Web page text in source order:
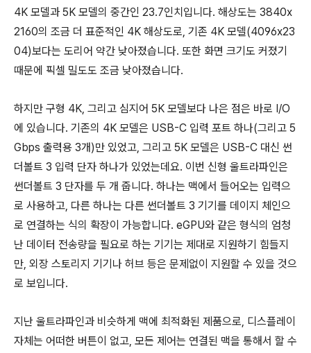
4K 모델과 5K 모델의 중간인 23.7인치입니다. 해상도는 3840x
2160의 조금 더 표준적인 4K 해상도로, 기존 4K 모델(4096x23
04)보다는 도리어 약간 낮아졌습니다. 또한 화면 크기도 커졌기
때문에 픽셀 밀도도 조금 낮아졌습니다.
하지만 구형 4K, 그리고 심지어 5K 모델보다 나은 점은 바로 I/O
에 있습니다. 기존의 4K 모델은 USB-C 입력 포트 하나(그리고 5
Gbps 출력용 3개)만 있었고, 그리고 5K 모델은 USB-C 대신 썬
더볼트 3 입력 단자 하나가 있었는데요. 이번 신형 울트라파인은
썬더볼트 3 단자를 두 개 줍니다. 하나는 맥에서 들어오는 입력으
로 사용하고, 다른 하나는 다른 썬더볼트 3 기기를 데이지 체인으
로 연결하는 식의 확장이 가능합니다. eGPU와 같은 형식의 엄청
난 데이터 전송량을 필요로 하는 기기는 제대로 지원하기 힘들지
만, 외장 스토리지 기기나 허브 등은 문제없이 지원할 수 있을 것으
로 보입니다.
지난 울트라파인과 비슷하게 맥에 최적화된 제품으로, 디스플레이
자체는 어떠한 버튼이 없고, 모든 제어는 연결된 맥을 통해서 할 수